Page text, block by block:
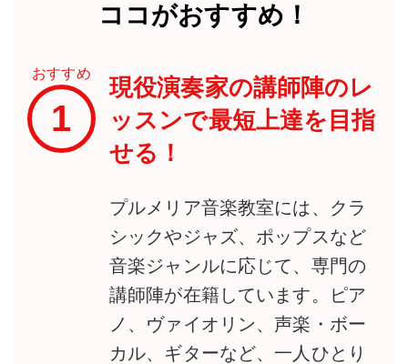
ココがおすすめ！
おすすめ
1
現役演奏家の講師陣のレ
ッスンで最短上達を目指
せる！
プルメリア音楽教室には、クラ
シックやジャズ、ポップスなど
音楽ジャンルに応じて、専門の
講師陣が在籍しています。ピア
ノ、ヴァイオリン、声楽・ボー
カル、ギターなど、一人ひとり